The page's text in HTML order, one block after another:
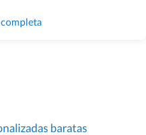
baratas